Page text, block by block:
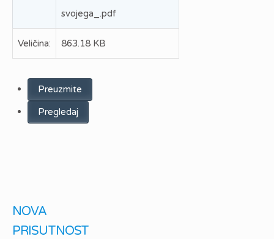
svojega_.pdf
Veličina: 863.18 KB
Preuzmite
Pregledaj
NOVA
PRISUTNOST